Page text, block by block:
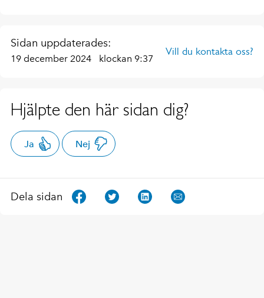
Sidan uppdaterades:
19 december 2024 klockan 9:37
Vill du kontakta oss?
Hjälpte den här sidan dig?
Ja Nej
Dela sidan